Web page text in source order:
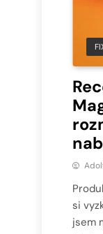
si
jsem